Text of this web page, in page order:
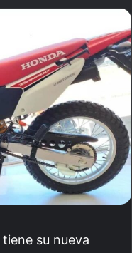
su nueva